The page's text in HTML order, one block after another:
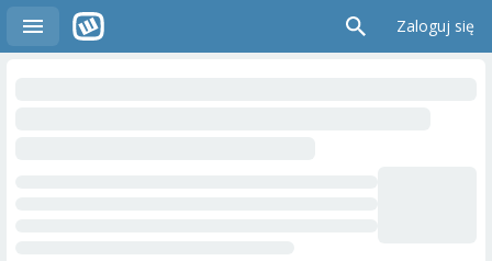
Zaloguj się